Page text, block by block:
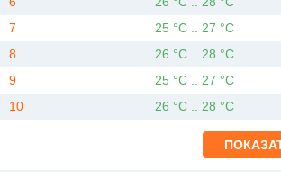
7
25 °C .. 27 °C
8
26 °C .. 28 °C
9
25 °C .. 27 °C
10
26 °C .. 28 °C